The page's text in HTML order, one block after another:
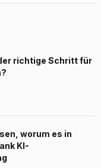
richtige Schritt für
worum es in
KI-